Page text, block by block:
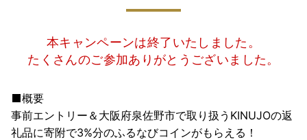
本キャンペーンは終了いたしました。
たくさんのご参加ありがとうございました。
概要
事前エントリー＆大阪府泉佐野市で取り扱うKINUJOの返
礼品に寄附で3%分のふるなびコインがもらえる！